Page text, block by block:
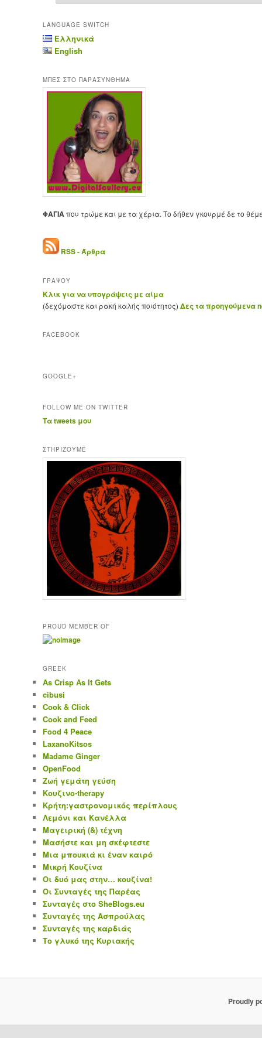
LANGUAGE SWITCH
Ελληνικά
English
ΜΠΕΣ ΣΤΟ ΠΑΡΑΣΥΝΘΗΜΑ
ΦΑΓΙΑπου τρώμε και με τα χέρια. Το δήθεν γκουρμέ δε το
RSS - Άρθρα
ΓΡΑΨΟΥ
Κλικ για να υπογράψεις με αίμα
(δεχόμαστε και ρακή καλής ποιότητος) Δες τα προηγούμενα
FACEBOOK
GOOGLE+
FOLLOW ME ON TWITTER
Τα tweets μου
ΣΤΗΡΊΖΟΥΜΕ
PROUD MEMBER OF
GREEK
As Crisp As It Gets
cibusi
Cook & Click
Cook and Feed
Food 4 Peace
LaxanoKitsos
Madame Ginger
OpenFood
Ζωή γεμάτη γεύση
Κουζινο-therapy
Κρήτη:γαστρονομικός περίπλους
Λεμόνι και Κανέλλα
Μαγειρική (&) τέχνη
Μασήστε και μη σκέφτεστε
Μια μπουκιά κι έναν καιρό
Μικρή Κουζίνα
Οι δυό μας στην… κουζίνα!
Οι Συνταγές της Παρέας
Συνταγές στο SheBlogs.eu
Συνταγές της Ασπρούλας
Συνταγές της καρδιάς
Το γλυκό της Κυριακής
Proudly